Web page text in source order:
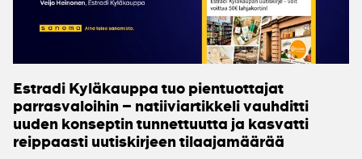
Estradi Kyläkauppa tuo pientuottajat
parrasvaloihin – natiiviartikkeli vauhditti
uuden konseptin tunnettuutta ja kasvatti
reippaasti uutiskirjeen tilaajamäärää